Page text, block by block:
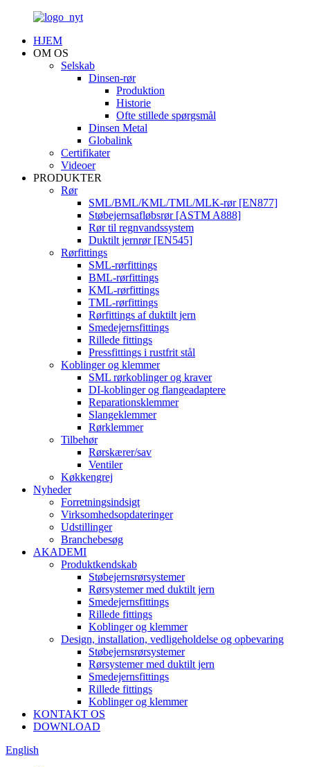
HJEM
OM OS
Selskab
Dinsen-rør
Produktion
Historie
Ofte stillede spørgsmål
Dinsen Metal
Globalink
Certifikater
Videoer
PRODUKTER
Rør
SML/BML/KML/TML/MLK-rør [EN877]
Støbejernsafløbsrør [ASTM A888]
Rør til regnvandssystem
Duktilt jernrør [EN545]
Rørfittings
SML-rørfittings
BML-rørfittings
KML-rørfittings
TML-rørfittings
Rørfittings af duktilt jern
Smedejernsfittings
Rillede fittings
Pressfittings i rustfrit stål
Koblinger og klemmer
SML rørkoblinger og kraver
DI-koblinger og flangeadaptere
Reparationsklemmer
Slangeklemmer
Rørklemmer
Tilbehør
Rørskærer/sav
Ventiler
Køkkengrej
Nyheder
Forretningsindsigt
Virksomhedsopdateringer
Udstillinger
Branchebesøg
AKADEMI
Produktkendskab
Støbejernsrørsystemer
Rørsystemer med duktilt jern
Smedejernsfittings
Rillede fittings
Koblinger og klemmer
Design, installation, vedligeholdelse og opbevaring
Støbejernsrørsystemer
Rørsystemer med duktilt jern
Smedejernsfittings
Rillede fittings
Koblinger og klemmer
KONTAKT OS
DOWNLOAD
English